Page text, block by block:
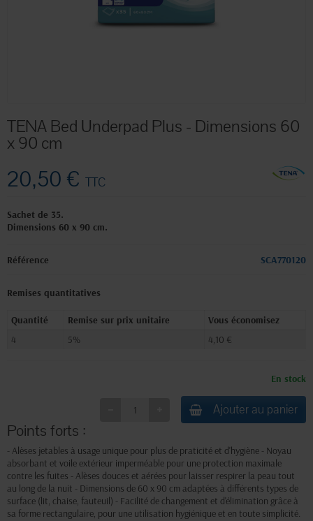
TENA Bed Underpad Plus - Dimensions 60
x 90 cm
20,50 € TTC
Sachet de 35.
Dimensions 60 x 90 cm.
Référence SCA770120
Remises quantitatives
Quantité Remise sur prix unitaire
Vous économisez
4
5% 4,10 €
En stock
Ajouter au panier
Points forts :
- Alèses jetables à usage unique pour plus de praticité et d'hygiène - Noyau
absorbant et voile extérieur imperméable pour une protection maximale
contre les fuites - Alèses douces et aérées pour laisser respirer la peau tout
au long de la nuit - Dimensions de 60 x 90 cm adaptées à différents types de
surface (lit, chaise, fauteuil) - Facilité de changement et d'élimination grâce à
sa forme rectangulaire, pour une utilisation hygiénique et en toute simplicité.